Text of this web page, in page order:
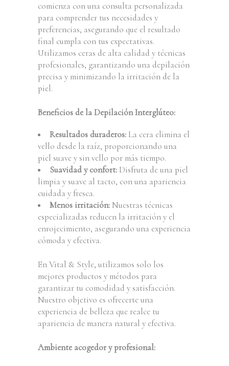
comienza con una consulta personalizada
para comprender tus necesidades y
preferencias, asegurando que el resultado
final cumpla con tus expectativas.
Utilizamos ceras de alta calidad y técnicas
profesionales, garantizando una depilación
precisa y minimizando la irritación de la
piel.
Beneficios de la Depilación Interglúteo:
Resultados duraderos: La cera elimina el
vello desde la raíz, proporcionando una
piel suave y sin vello por más tiempo.
Suavidad y confort: Disfruta de una piel
limpia y suave al tacto, con una apariencia
cuidada y fresca.
Menos irritación: Nuestras técnicas
especializadas reducen la irritación y el
enrojecimiento, asegurando una experiencia
cómoda y efectiva.
En Vital & Style, utilizamos solo los
mejores productos y métodos para
garantizar tu comodidad y satisfacción.
Nuestro objetivo es ofrecerte una
experiencia de belleza que realce tu
apariencia de manera natural y efectiva.
Ambiente acogedor y profesional: